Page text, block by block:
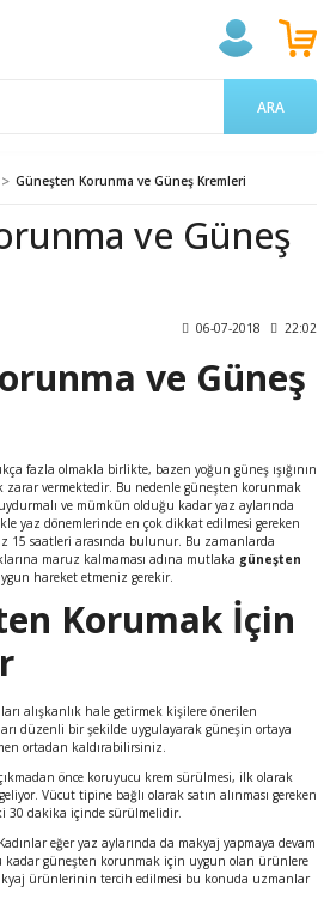
ARA
Güneşten Korunma ve Güneş Kremleri
ve Güneş
06-07-2018 22:02
ve Güneş
fazla olmakla birlikte, bazen yoğun güneş ışığının
vermektedir. Bu nedenle güneşten korunmak
ve mümkün olduğu kadar yaz aylarında
yaz dönemlerinde en çok dikkat edilmesi gereken
15 saatleri arasında bulunur. Bu zamanlarda
maruz kalmaması adına mutlaka güneşten
hareket etmeniz gerekir.
Korumak İçin
alışkanlık hale getirmek kişilere önerilen
düzenli bir şekilde uygulayarak güneşin ortaya
ortadan kaldırabilirsiniz.
çıkmadan önce koruyucu krem sürülmesi, ilk olarak
Vücut tipine bağlı olarak satın alınması gereken
30 dakika içinde sürülmelidir.
Kadınlar eğer yaz aylarında da makyaj yapmaya devam
kadar güneşten korunmak için uygun olan ürünlere
ürünlerinin tercih edilmesi bu konuda uzmanlar